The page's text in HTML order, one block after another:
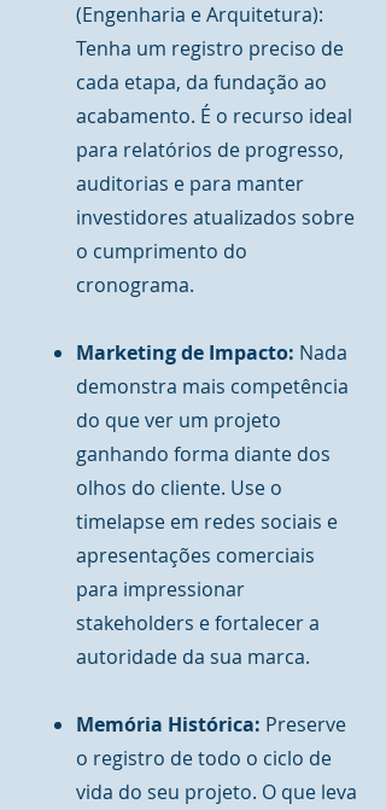
(Engenharia e Arquitetura):
Tenha um registro preciso de
cada etapa, da fundação ao
acabamento. É o recurso ideal
para relatórios de progresso,
auditorias e para manter
investidores atualizados sobre
o cumprimento do
cronograma.
Marketing de Impacto: Nada
demonstra mais competência
do que ver um projeto
ganhando forma diante dos
olhos do cliente. Use o
timelapse em redes sociais e
apresentações comerciais
para impressionar
stakeholders e fortalecer a
autoridade da sua marca.
Memória Histórica: Preserve
o registro de todo o ciclo de
vida do seu projeto. O que leva